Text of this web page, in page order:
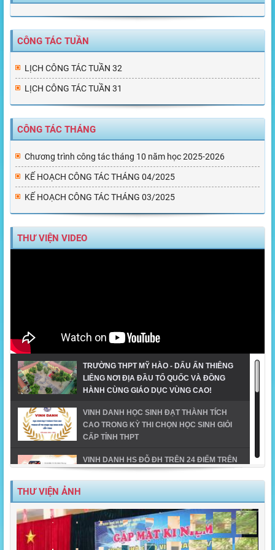
CÔNG TÁC TUẦN
LỊCH CÔNG TÁC TUẦN 32
LỊCH CÔNG TÁC TUẦN 31
CÔNG TÁC THÁNG
Chương trình công tác tháng 10 năm học 2025-2026
KẾ HOẠCH CÔNG TÁC THÁNG 04/2025
KẾ HOẠCH CÔNG TÁC THÁNG 03/2025
THƯ VIỆN VIDEO
TRƯỜNG THPT MỸ HÀO - DẤU ẤN THIÊNG
LIÊNG NƠI ĐỊA ĐẦU TỔ QUỐC VÀ ĐỒNG
HÀNH CÙNG GIÁO DỤC VÙNG CAO!
VINH DANH HỌC SINH ĐẠT THÀNH TÍCH
CAO TRONG KỲ THI CHỌN HỌC SINH GIỎI
CẤP TỈNH THPT
VINH DANH HS ĐỖ ĐH TRÊN 24 ĐIỂM TRÊN
ĐỊA BÀN TX MỸ HÀO-NĂM 2023
MỸ HÀO VINH DANH HỌC SINH GIỎI CẤP
TỈNH NĂM HỌC 2023-2024
THƯ VIỆN ẢNH